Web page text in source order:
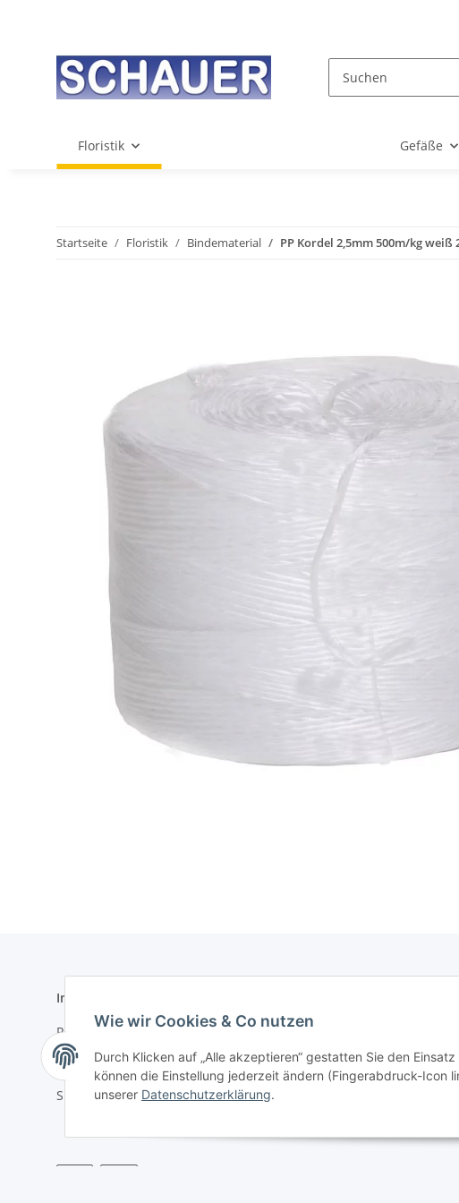
Floristik Gefäße
Startseite Floristik Bindematerial PP Kordel 2,5mm 500m/kg weiß
Informationen
Registrieren
Kontakt
Sitemap
Impressum
Wie wir Cookies & Co nutzen
Durch Klicken auf „Alle akzeptieren“ gestatten Sie den
können die Einstellung jederzeit ändern (Fingerabdruck-Icon
unserer Datenschutzerklärung.